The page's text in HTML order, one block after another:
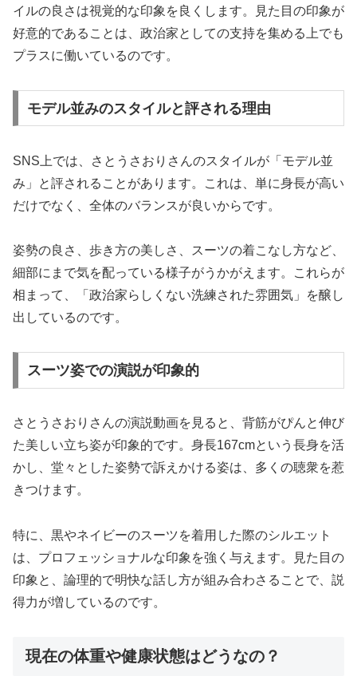
イルの良さは視覚的な印象を良くします。見た目の印象が
好意的であることは、政治家としての支持を集める上でも
プラスに働いているのです。
モデル並みのスタイルと評される理由
SNS上では、さとうさおりさんのスタイルが「モデル並
み」と評されることがあります。これは、単に身長が高い
だけでなく、全体のバランスが良いからです。
姿勢の良さ、歩き方の美しさ、スーツの着こなし方など、
細部にまで気を配っている様子がうかがえます。これらが
相まって、「政治家らしくない洗練された雰囲気」を醸し
出しているのです。
スーツ姿での演説が印象的
さとうさおりさんの演説動画を見ると、背筋がぴんと伸び
た美しい立ち姿が印象的です。身長167cmという長身を活
かし、堂々とした姿勢で訴えかける姿は、多くの聴衆を惹
きつけます。
特に、黒やネイビーのスーツを着用した際のシルエット
は、プロフェッショナルな印象を強く与えます。見た目の
印象と、論理的で明快な話し方が組み合わさることで、説
得力が増しているのです。
現在の体重や健康状態はどうなの？